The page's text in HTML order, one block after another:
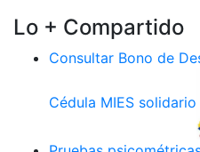
Lo + Compartido
Consultar Bono de
Cédula MIES solidario